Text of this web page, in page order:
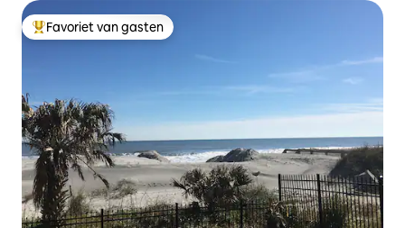
Topfavoriet van gasten
Favoriet van gasten